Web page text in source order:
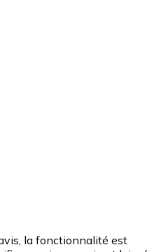
la fonctionnalité est